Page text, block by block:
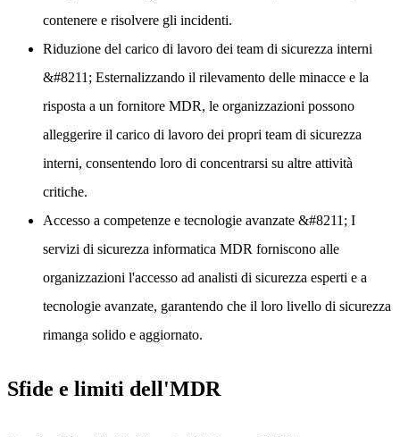
contenere e risolvere gli incidenti.
Riduzione del carico di lavoro dei team di sicurezza interni
&#8211; Esternalizzando il rilevamento delle minacce e la
risposta a un fornitore MDR, le organizzazioni possono
alleggerire il carico di lavoro dei propri team di sicurezza
interni, consentendo loro di concentrarsi su altre attività
critiche.
Accesso a competenze e tecnologie avanzate &#8211; I
servizi di sicurezza informatica MDR forniscono alle
organizzazioni l'accesso ad analisti di sicurezza esperti e a
tecnologie avanzate, garantendo che il loro livello di sicurezza
rimanga solido e aggiornato.
Sfide e limiti dell'MDR